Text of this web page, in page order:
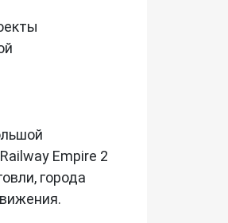
Empire 2
города